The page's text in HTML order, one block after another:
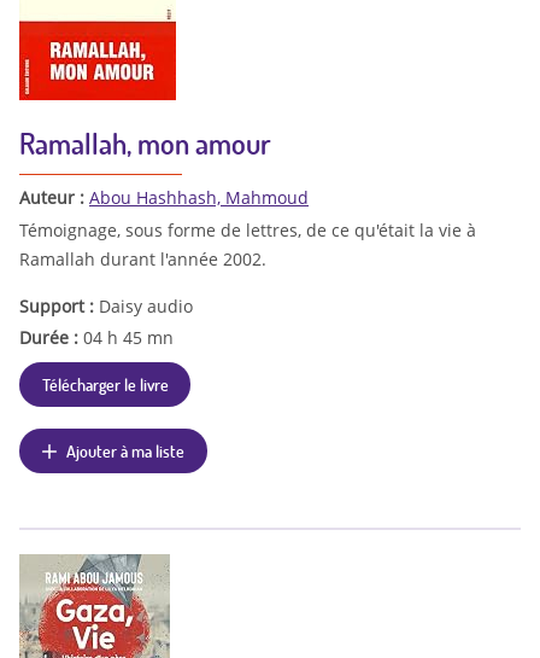
Ramallah, mon amour
Auteur : Abou Hashhash, Mahmoud
Témoignage, sous forme de lettres, de ce qu'était la vie à
Ramallah durant l'année 2002.
Support : Daisy audio
Durée : 04 h 45 mn
Télécharger le livre
Ajouter à ma liste